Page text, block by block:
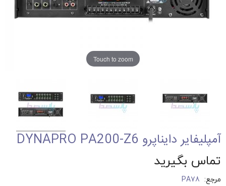
Touch to zoom
آمپلیفایر دایناپرو DYNAPRO PA200-Z6
تماس بگیرید
مرجع: PA78